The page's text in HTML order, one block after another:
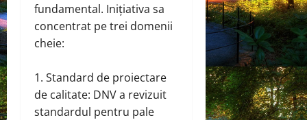
fundamental. Inițiativa sa
concentrat pe trei domenii
cheie:
Standard de proiectare
de calitate: DNV a revizuit
standardul pentru pale